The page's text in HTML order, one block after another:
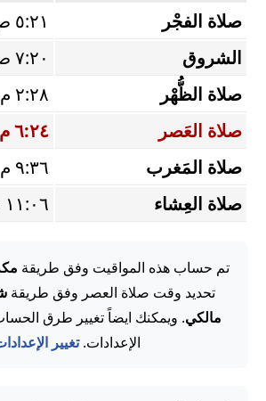
صلاة الفجْر
٥:٢١ ص
الشروق
٧:٢٠ ص
صلاة الظُّهْر
٢:٢٨ م
صلاة العَصر
٦:٢٤ م
صلاة المَغرب
٩:٣٦ م
صلاة العِشاء
١١:٠٦ م
تم حساب هذه المواقيت وفق طريقة
تحديد وقت صلاة العصر وفق طريقة
مالكي. ويمكنك ايضاً تغيير طرق
الإعدادات.تغيير